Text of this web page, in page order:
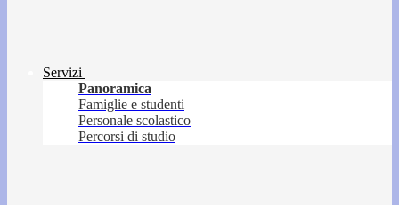
Servizi
Panoramica
Famiglie e studenti
Personale scolastico
Percorsi di studio